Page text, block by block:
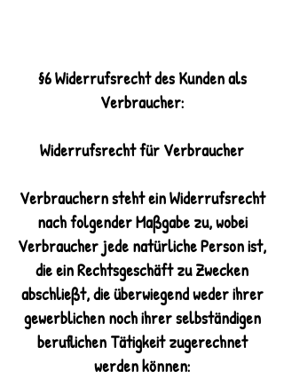
§6 Widerrufsrecht des Kunden als
Verbraucher:
Widerrufsrecht für Verbraucher
Verbrauchern steht ein Widerrufsrecht
nach folgender Maßgabe zu, wobei
Verbraucher jede natürliche Person ist,
die ein Rechtsgeschäft zu Zwecken
abschließt, die überwiegend weder ihrer
gewerblichen noch ihrer selbständigen
beruflichen Tätigkeit zugerechnet
werden können: